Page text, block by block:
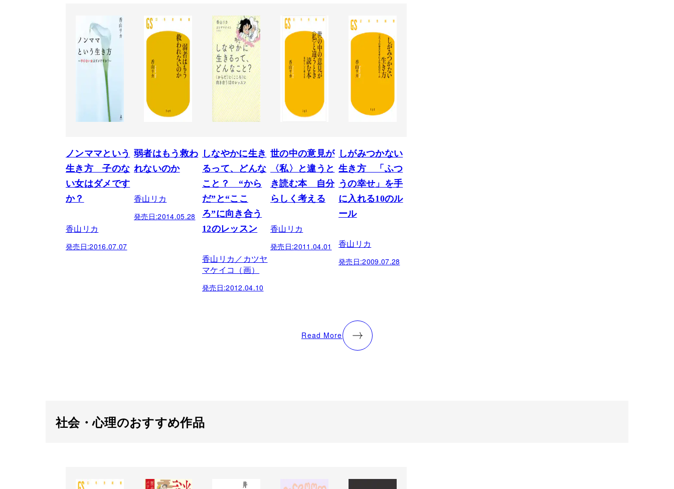
ノンママという
生き方 子のな
い女はダメです
か？
香山リカ
発売日:2016.07.07
弱者はもう救わ
れないのか
香山リカ
発売日:2014.05.28
しなやかに生き
るって、どんな
こと？ “から
だ”と“ここ
ろ”に向き合う
12のレッスン
香山リカ／カツヤ
マケイコ（画）
発売日:2012.04.10
世の中の意見が
〈私〉と違うと
き読む本 自分
らしく考える
香山リカ
発売日:2011.04.01
しがみつかない
生き方 「ふつ
うの幸せ」を手
に入れる10のル
ール
香山リカ
発売日:2009.07.28
Read More
社会・心理のおすすめ作品